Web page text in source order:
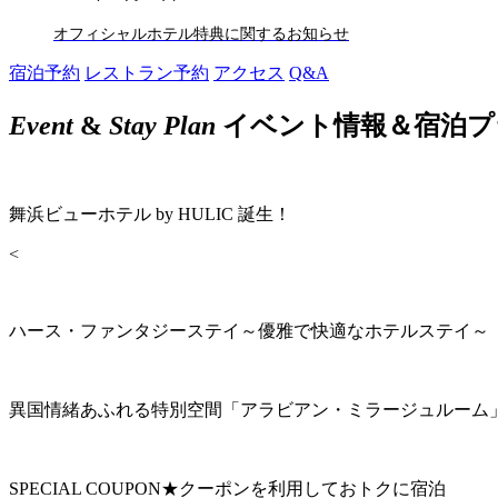
オフィシャルホテル特典に関するお知らせ
宿泊予約 レストラン予約 アクセス Q&A
Event& Stay Plan イベント情報＆宿泊
舞浜ビューホテル by HULIC 誕生！
<
ハース・ファンタジーステイ～優雅で快適なホテルステイ～
異国情緒あふれる特別空間「アラビアン・ミラージュルーム
SPECIAL COUPON★クーポンを利用しておトクに宿泊